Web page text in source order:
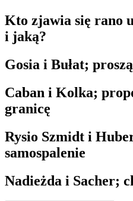
Kto zjawia się rano
i jaką?
Gosia i Bułat;
Caban i Kolka;
granicę
Rysio Szmidt i
samospalenie
Nadieżda i Sacher;